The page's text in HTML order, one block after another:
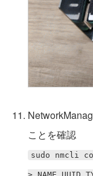
ことを確認
sudo nmcli